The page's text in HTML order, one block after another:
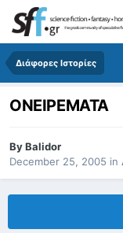
Διάφορες Ιστορίες
ΟΝΕΙΡΕΜΑΤΑ
ByBalidor
December 25, 2005 in